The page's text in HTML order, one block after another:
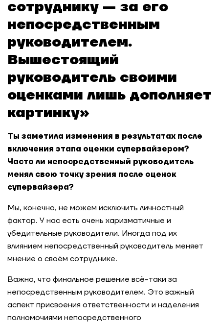
сотруднику — за его
непосредственным
руководителем.
Вышестоящий
руководитель своими
оценками лишь дополняет
картинку»
Ты заметила изменения в результатах после
включения этапа оценки супервайзером?
Часто ли непосредственный руководитель
менял свою точку зрения после оценок
супервайзера?
Мы, конечно, не можем исключить личностный
фактор. У нас есть очень харизматичные и
убедительные руководители. Иногда под их
влиянием непосредственный руководитель меняет
мнение о своём сотруднике.
Важно, что финальное решение всё-таки за
непосредственным руководителем. Это важный
аспект присвоения ответственности и наделения
полномочиями непосредственного